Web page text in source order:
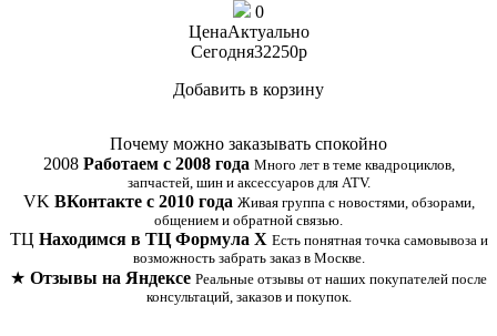
0
ЦенаАктуально
Сегодня32250p
Добавить в корзину
Почему можно заказывать спокойно
2008 Работаем с 2008 года Много лет в теме квадроциклов,
запчастей, шин и аксессуаров для ATV.
VK ВКонтакте с 2010 года Живая группа с новостями, обзорами,
общением и обратной связью.
ТЦ Находимся в ТЦ Формула Х Есть понятная точка самовывоза и
возможность забрать заказ в Москве.
★ Отзывы на Яндексе Реальные отзывы от наших покупателей после
консультаций, заказов и покупок.